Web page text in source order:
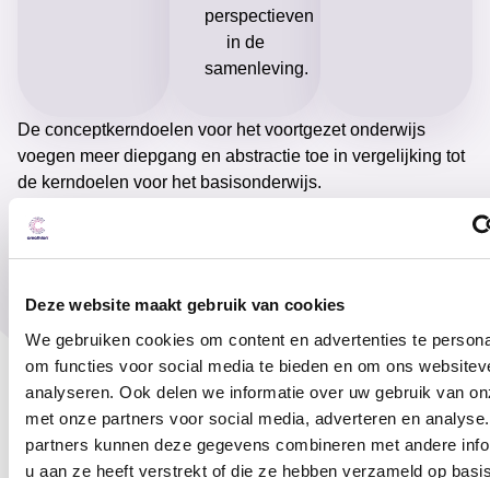
Deze website maakt gebruik van cookies
We gebruiken cookies om content en advertenties te
om functies voor social media te bieden en om ons
analyseren. Ook delen we informatie over uw gebruik van
met onze partners voor social media, adverteren en
partners kunnen deze gegevens combineren met andere
u aan ze heeft verstrekt of die ze hebben verzameld op
perspectieven
in de
samenleving.
De conceptkerndoelen voor het voortgezet onderwijs
voegen meer diepgang en abstractie toe in vergelijking tot
de kerndoelen voor het basisonderwijs.
Voor meer informatie over de conceptkerndoelen